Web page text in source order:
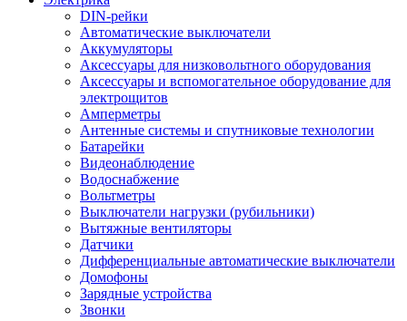
DIN-рейки
Автоматические выключатели
Аккумуляторы
Аксессуары для низковольтного оборудования
Аксессуары и вспомогательное оборудование для
электрощитов
Амперметры
Антенные системы и спутниковые технологии
Батарейки
Видеонаблюдение
Водоснабжение
Вольтметры
Выключатели нагрузки (рубильники)
Вытяжные вентиляторы
Датчики
Дифференциальные автоматические выключатели
Домофоны
Зарядные устройства
Звонки